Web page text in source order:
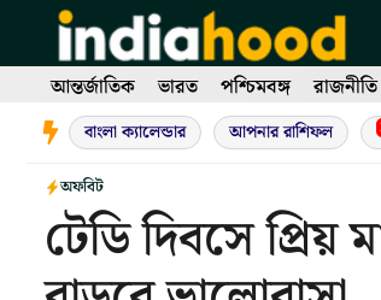
contentআন্তর্জাতিক ভারত পশ্চিমবঙ্গ রাজনীতি
বাংলা ক্যালেন্ডার আপনার রাশিফল
অফবিট
টেডি দিবসে